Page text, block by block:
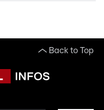
Back to Top